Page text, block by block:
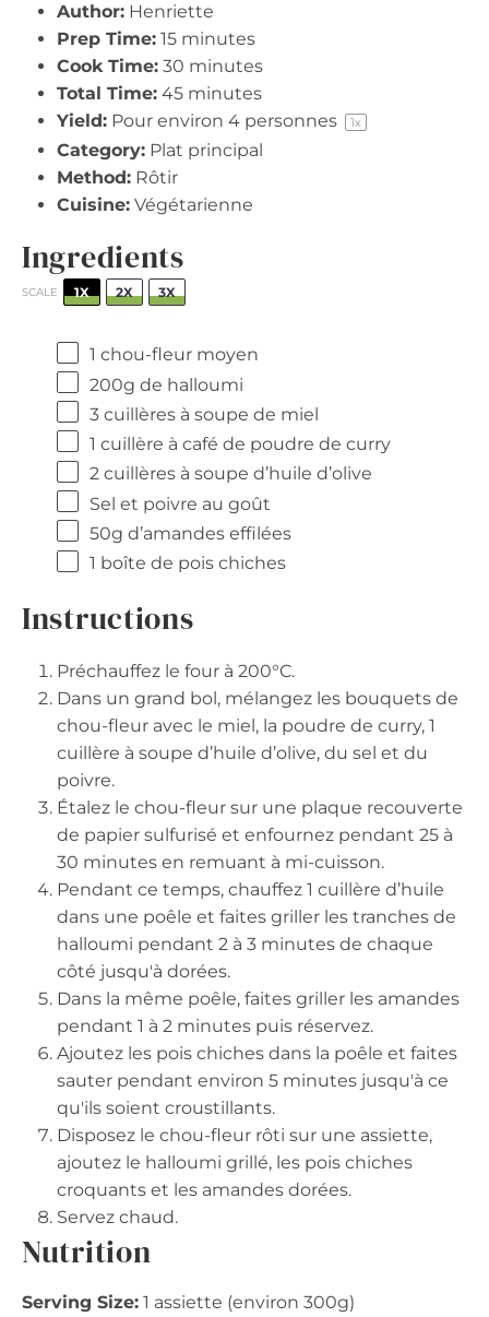
Author: Henriette
Prep Time: 15 minutes
Cook Time: 30 minutes
Total Time: 45 minutes
Yield: Pour environ 4 personnes 1x
Category: Plat principal
Method: Rôtir
Cuisine: Végétarienne
Ingredients
SCALE 1X 2X 3X
1 chou-fleur moyen
200g de halloumi
3 cuillères à soupe de miel
1 cuillère à café de poudre de curry
2 cuillères à soupe d’huile d’olive
Sel et poivre au goût
50g d’amandes effilées
1 boîte de pois chiches
Instructions
Préchauffez le four à 200°C.
Dans un grand bol, mélangez les bouquets de
chou-fleur avec le miel, la poudre de curry, 1
cuillère à soupe d’huile d’olive, du sel et du
poivre.
Étalez le chou-fleur sur une plaque recouverte
de papier sulfurisé et enfournez pendant 25 à
30 minutes en remuant à mi-cuisson.
Pendant ce temps, chauffez 1 cuillère d’huile
dans une poêle et faites griller les tranches de
halloumi pendant 2 à 3 minutes de chaque
côté jusqu'à dorées.
Dans la même poêle, faites griller les amandes
pendant 1 à 2 minutes puis réservez.
Ajoutez les pois chiches dans la poêle et faites
sauter pendant environ 5 minutes jusqu'à ce
qu'ils soient croustillants.
Disposez le chou-fleur rôti sur une assiette,
ajoutez le halloumi grillé, les pois chiches
croquants et les amandes dorées.
Servez chaud.
Nutrition
Serving Size: 1 assiette (environ 300g)